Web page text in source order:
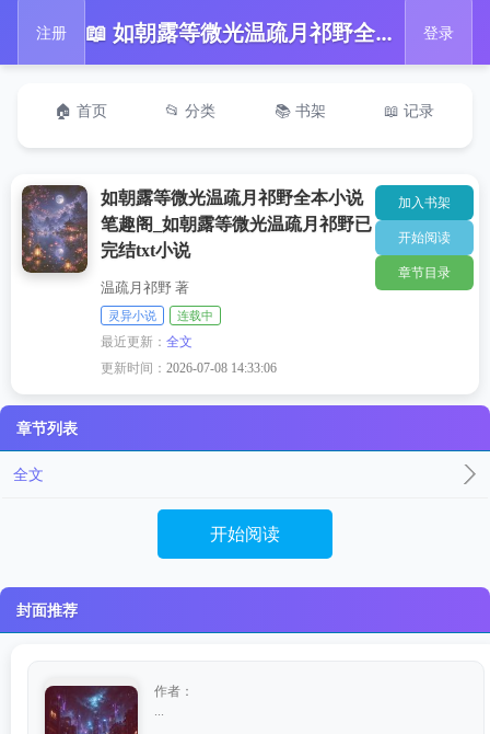
注册 📖 如朝露等微光温疏月祁野全本小说笔趣阁_如朝露等微光温疏月祁野已完结txt小说 登录
🏠 首页 📂 分类 📚 书架 📖 记录
如朝露等微光温疏月祁野全本小说
笔趣阁_如朝露等微光温疏月祁野已
完结txt小说
温疏月祁野 著
灵异小说 连载中
最近更新：全文
更新时间：2026-07-08 14:33:06
加入书架
开始阅读
章节目录
章节列表
全文
开始阅读
封面推荐
作者：